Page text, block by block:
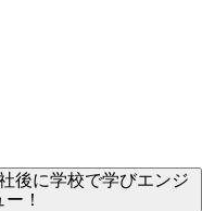
後に学校で学びエンジ
！